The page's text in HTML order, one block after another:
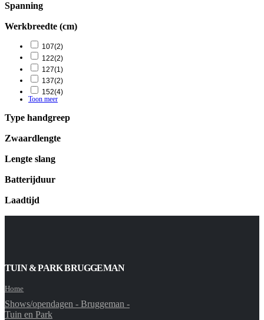
Spanning
Werkbreedte (cm)
107(2)
122(2)
127(1)
137(2)
152(4)
Toon meer
Type handgreep
Zwaardlengte
Lengte slang
Batterijduur
Laadtijd
TUIN & PARK BRUGGEMAN
Home
Shows/opendagen - Bruggeman -
Tuin en Park